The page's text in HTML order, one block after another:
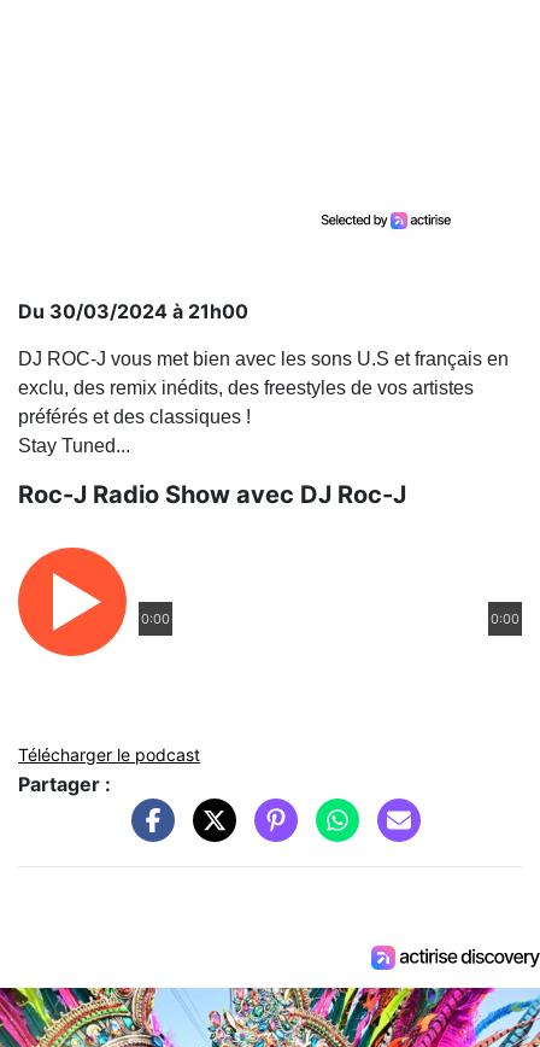
Du 30/03/2024 à 21h00
DJ ROC-J vous met bien avec les sons U.S et français en
exclu, des remix inédits, des freestyles de vos artistes
préférés et des classiques !
Stay Tuned...
Roc-J Radio Show avec DJ Roc-J
0:00 0:00
Télécharger le podcast
Partager :